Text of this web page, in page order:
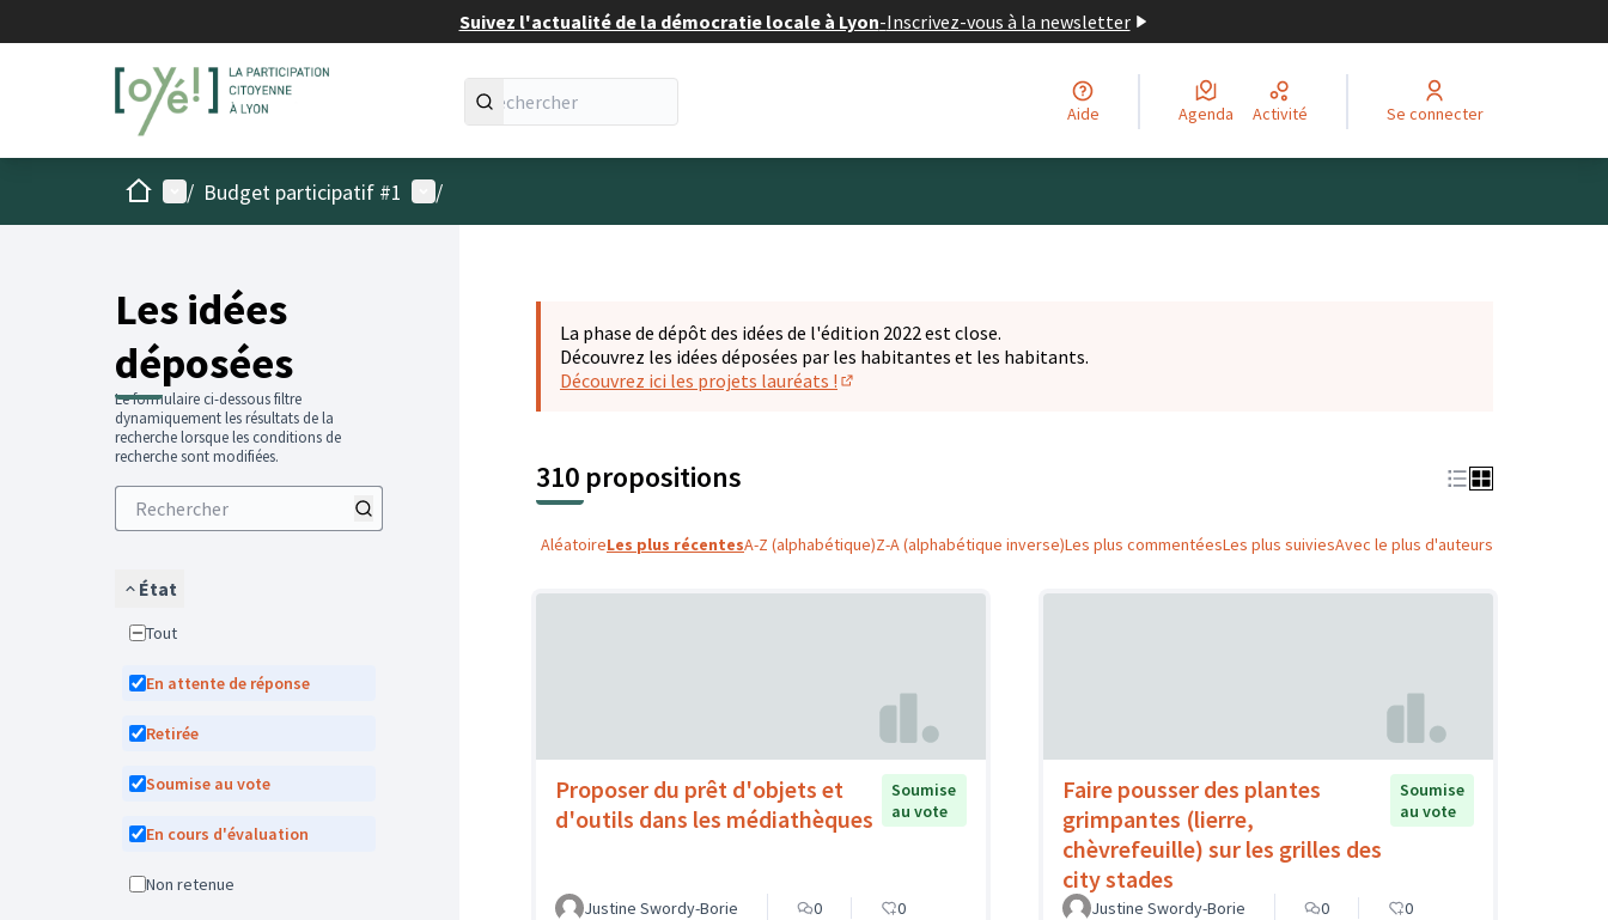
Suivez l'actualité de la démocratie locale à Lyon-Inscrivez-vous à la newsletter
Aide Agenda Activité Se connecter
AccueilMenu principal
/ Budget participatif #1 Menu utilisateur
/
Les idées
déposées
Le formulaire ci-dessous filtre
dynamiquement les résultats de la
recherche lorsque les conditions de
recherche sont modifiées.
État
Tout
En attente de réponse
Retirée
Soumise au vote
En cours d'évaluation
Non retenue
La phase de dépôt des idées de l'édition 2022 est close.
Découvrez les idées déposées par les habitantes et les habitants.
Découvrez ici les projets lauréats !
310 propositions
AléatoireLes plus récentesA-Z (alphabétique)Z-A (alphabétique inverse)Les plus commentéesLes plus suiviesAvec le plus d'auteurs
Proposer du prêt d'objets et
d'outils dans les médiathèques
Soumise
au vote
Justine Swordy-Borie 0 0
Faire pousser des plantes
grimpantes (lierre,
chèvrefeuille) sur les grilles des
city stades
Soumise
au vote
Justine Swordy-Borie 0 0